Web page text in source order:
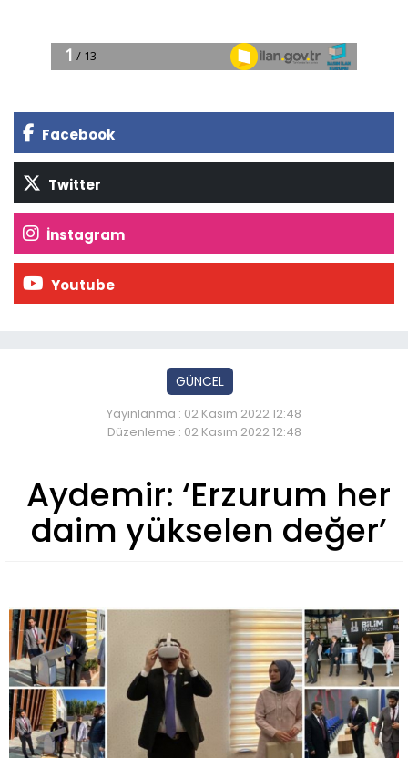
Facebook
Twitter
İnstagram
Youtube
GÜNCEL
Yayınlanma : 02 Kasım 2022 12:48
Düzenleme : 02 Kasım 2022 12:48
Aydemir: ‘Erzurum her
daim yükselen değer’